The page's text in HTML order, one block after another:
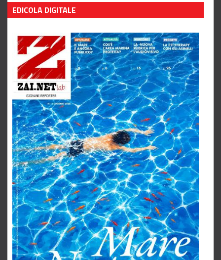
EDICOLA DIGITALE